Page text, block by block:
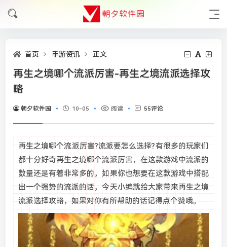
首页 手游资讯 正文
再生之境哪个流派厉害-再生之境流派选择攻
略
朝夕软件园 10-05 阅读 55评论
再生之境哪个流派厉害?流派要怎么选择?有很多的玩家们
都十分好奇再生之境哪个流派厉害，在这款游戏中流派的
数量还是有着非常多的，如果你也想要在这款游戏中搭配
出一个强势的流派的话，今天小编就给大家带来再生之境
流派选择攻略，如果对你有所帮助的话记得点个赞哦。